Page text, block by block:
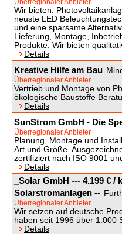
Überregionaler Anbieter
Wir bieten:
neuste LED
und eine sparsame
Lieferung, Montage,
Produkte. Wir bieten
Details
Kreative Hilfe am Bau
Überregionaler Anbieter
Vertrieb und Montage von
ökologische Baustoffe
Details
SunStrom GmbH - Die
Überregionaler Anbieter
Planung, Montage und
Art und Größe.
zertifiziert nach ISO 9001
Details
_Solar GmbH --- 4.199 €
Solarstromanlagen --
Überregionaler Anbieter
Wir setzen auf deutsche
haben seit 1996 über 1.000
Details